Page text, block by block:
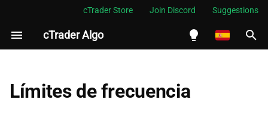
cTrader Store Join Discord Suggestions
cTrader Algo
I
iLímites de frecuencia